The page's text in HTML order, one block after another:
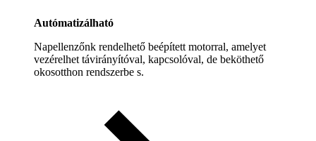
Autómatizálható
Napellenzőnk rendelhető beépített motorral, amelyet
vezérelhet távirányítóval, kapcsolóval, de beköthető
okosotthon rendszerbe s.